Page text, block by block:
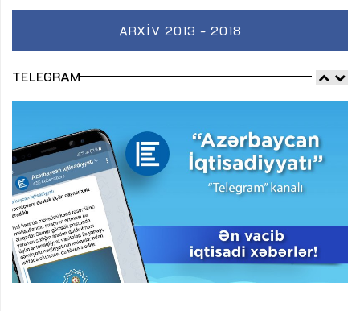
ARXIV 2013 - 2018
TELEGRAM